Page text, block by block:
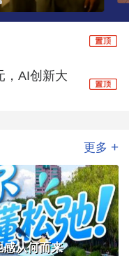
，AI创新大
更多 +
从何而来